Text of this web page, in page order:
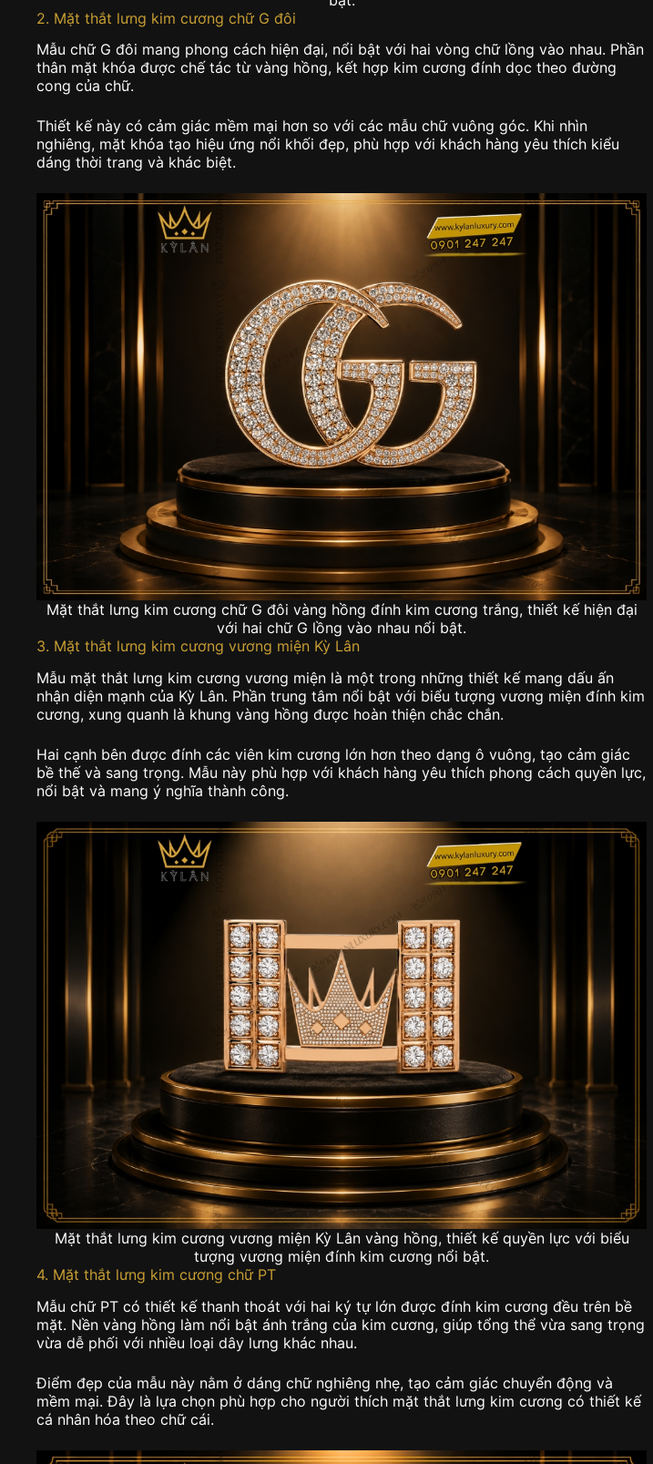
2. Mặt thắt lưng kim cương chữ G đôi
Mẫu chữ G đôi mang phong cách hiện đại, nổi bật với hai vòng chữ lồng vào nhau. Phần
thân mặt khóa được chế tác từ vàng hồng, kết hợp kim cương đính dọc theo đường
cong của chữ.
Thiết kế này có cảm giác mềm mại hơn so với các mẫu chữ vuông góc. Khi nhìn
nghiêng, mặt khóa tạo hiệu ứng nổi khối đẹp, phù hợp với khách hàng yêu thích kiểu
dáng thời trang và khác biệt.
Mặt thắt lưng kim cương chữ G đôi vàng hồng đính kim cương trắng, thiết kế hiện đại
với hai chữ G lồng vào nhau nổi bật.
3. Mặt thắt lưng kim cương vương miện Kỳ Lân
Mẫu mặt thắt lưng kim cương vương miện là một trong những thiết kế mang dấu ấn
nhận diện mạnh của Kỳ Lân. Phần trung tâm nổi bật với biểu tượng vương miện đính kim
cương, xung quanh là khung vàng hồng được hoàn thiện chắc chắn.
Hai cạnh bên được đính các viên kim cương lớn hơn theo dạng ô vuông, tạo cảm giác
bề thế và sang trọng. Mẫu này phù hợp với khách hàng yêu thích phong cách quyền lực,
nổi bật và mang ý nghĩa thành công.
Mặt thắt lưng kim cương vương miện Kỳ Lân vàng hồng, thiết kế quyền lực với biểu
tượng vương miện đính kim cương nổi bật.
4. Mặt thắt lưng kim cương chữ PT
Mẫu chữ PT có thiết kế thanh thoát với hai ký tự lớn được đính kim cương đều trên bề
mặt. Nền vàng hồng làm nổi bật ánh trắng của kim cương, giúp tổng thể vừa sang trọng
vừa dễ phối với nhiều loại dây lưng khác nhau.
Điểm đẹp của mẫu này nằm ở dáng chữ nghiêng nhẹ, tạo cảm giác chuyển động và
mềm mại. Đây là lựa chọn phù hợp cho người thích mặt thắt lưng kim cương có thiết kế
cá nhân hóa theo chữ cái.